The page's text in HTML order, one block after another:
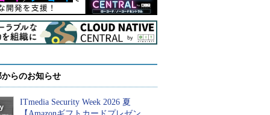
らのお知らせ
ITmedia Security Week 2026 夏